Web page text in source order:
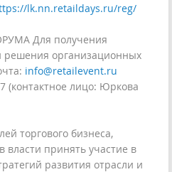
lk.nn.retaildays.ru/reg/
Для получения
организационных
info@retailevent.ru
(контактное лицо: Юркова
торгового бизнеса,
власти принять участие в
развития отрасли и